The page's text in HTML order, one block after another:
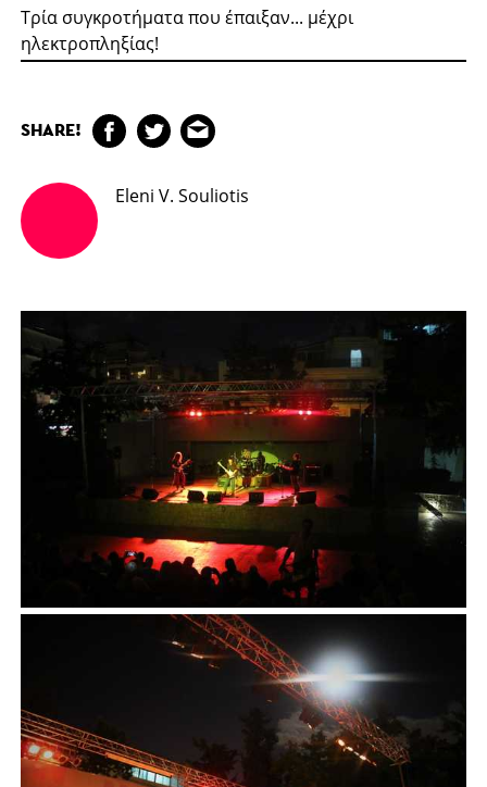
Τρία συγκροτήματα που έπαιξαν... μέχρι
ηλεκτροπληξίας!
SHARE!
Eleni V. Souliotis